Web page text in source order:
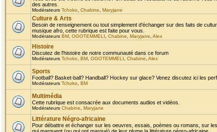
des autres.
Modérateurs Tchoko Chabine Maryjane
Culture & Arts
Besoin de renseignement ou tout simplement d'échanger sur des faits de
musique afro, cette rubrique est faite pour vous.
Modérateurs BM OGOTEMMELI Chabine Maryjane Alex
Histoire
Discutez de l'histoire de notre communauté dans ce forum
Modérateurs Tchoko BM OGOTEMMELI Chabine Alex
Sports
Football? Basket-ball? Handball? Hockey sur glace? Venez discutez ici les
Modérateurs Tchoko BM
Multimédia
Cette rubrique est consacrée aux documents audios et vidéos.
Modérateurs Chabine Maryjane
Littérature Négro-africaine
Pour débattre et échanger sur les oeuvres, essais, poèmes ou romans, sur